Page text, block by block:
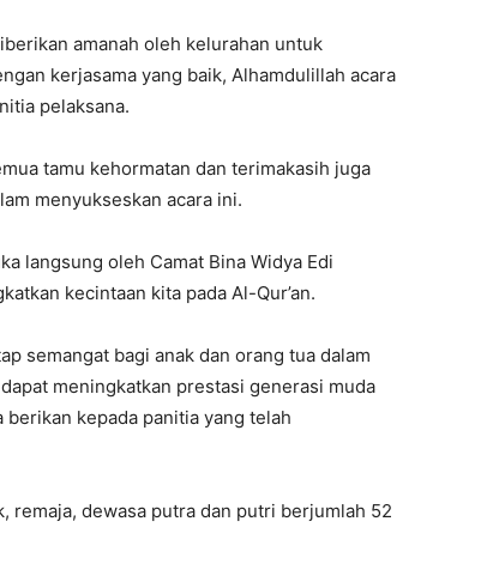
amanah oleh kelurahan untuk
kerjasama yang baik, Alhamdulillah acara
pelaksana.
tamu kehormatan dan terimakasih juga
menyukseskan acara ini.
langsung oleh Camat Bina Widya Edi
kecintaan kita pada Al-Qur’an.
semangat bagi anak dan orang tua dalam
meningkatkan prestasi generasi muda
berikan kepada panitia yang telah
remaja, dewasa putra dan putri berjumlah 52